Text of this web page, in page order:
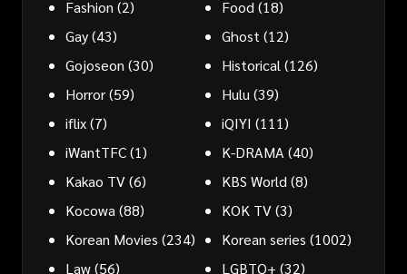
Fashion (2) Food(18)
Gay(43) Ghost(12)
Gojoseon (30) Historical(126)
Horror(59) Hulu(39)
iflix(7) iQIYI (111)
iWantTFC(1) K-DRAMA(40)
Kakao TV(6) KBS World(8)
Kocowa(88) KOK TV(3)
Korean Movies (234) Korean series (1002)
Law(56) LGBTQ+ (32)